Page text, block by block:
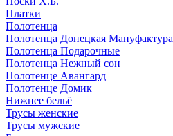
Платки
Полотенца
Полотенца Донецкая Мануфактура
Полотенца Подарочные
Полотенца Нежный сон
Полотенце Авангард
Полотенце Домик
Нижнее бельё
Трусы женские
Трусы мужские